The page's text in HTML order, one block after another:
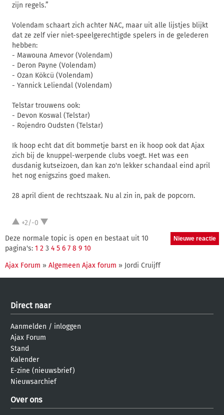
zijn regels.”
Volendam schaart zich achter NAC, maar uit alle lijstjes blijkt
dat ze zelf vier niet-speelgerechtigde spelers in de gelederen
hebben:
- Mawouna Amevor (Volendam)
- Deron Payne (Volendam)
- Ozan Kökcü (Volendam)
- Yannick Leliendal (Volendam)
Telstar trouwens ook:
- Devon Koswal (Telstar)
- Rojendro Oudsten (Telstar)
Ik hoop echt dat dit bommetje barst en ik hoop ook dat Ajax
zich bij de knuppel-werpende clubs voegt. Het was een
dusdanig kutseizoen, dan kan zo'n lekker schandaal eind april
het nog enigszins goed maken.
28 april dient de rechtszaak. Nu al zin in, pak de popcorn.
+2/-0
Deze normale topic is open en bestaat uit 10
pagina's: 1 2 3 4 5 6 7 8 9 10
Ajax Forum » Algemeen Ajax forum » Jordi Cruijff
Direct naar
Aanmelden / inloggen
Ajax Forum
Stand
Kalender
E-zine (nieuwsbrief)
Nieuwsarchief
Over ons